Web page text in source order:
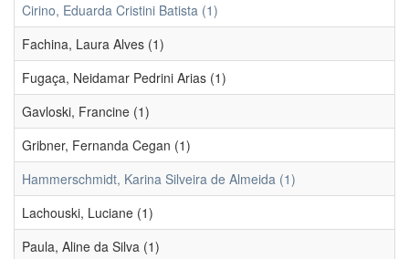
Cirino, Eduarda Cristini Batista (1)
Fachina, Laura Alves (1)
Fugaça, Neidamar Pedrini Arias (1)
Gavloski, Francine (1)
Gribner, Fernanda Cegan (1)
Hammerschmidt, Karina Silveira de Almeida (1)
Lachouski, Luciane (1)
Paula, Aline da Silva (1)